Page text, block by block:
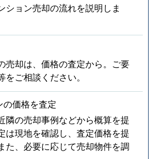
ション売却の流れを説明しま
売却は、価格の査定から。ご要
をご相談ください。
の価格を査定
隣の売却事例などから概算を提
は現地を確認し、査定価格を提
た、必要に応じて売却物件を調